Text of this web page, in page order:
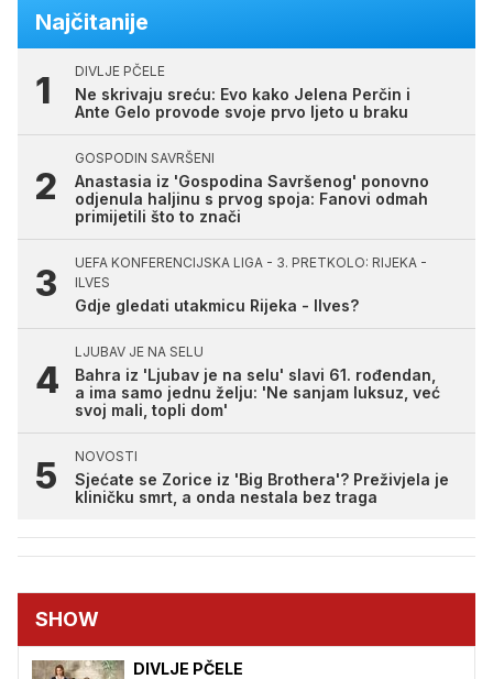
Najčitanije
DIVLJE PČELE
Ne skrivaju sreću: Evo kako Jelena Perčin i
Ante Gelo provode svoje prvo ljeto u braku
GOSPODIN SAVRŠENI
Anastasia iz 'Gospodina Savršenog' ponovno
odjenula haljinu s prvog spoja: Fanovi odmah
primijetili što to znači
UEFA KONFERENCIJSKA LIGA - 3. PRETKOLO: RIJEKA -
ILVES
Gdje gledati utakmicu Rijeka - Ilves?
LJUBAV JE NA SELU
Bahra iz 'Ljubav je na selu' slavi 61. rođendan,
a ima samo jednu želju: 'Ne sanjam luksuz, već
svoj mali, topli dom'
NOVOSTI
Sjećate se Zorice iz 'Big Brothera'? Preživjela je
kliničku smrt, a onda nestala bez traga
SHOW
DIVLJE PČELE